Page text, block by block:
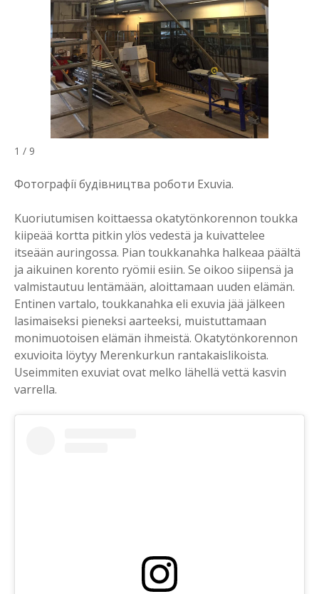
1 / 9
Фотографії будівництва роботи Exuvia.
Kuoriutumisen koittaessa okatytönkorennon toukka
kiipeää kortta pitkin ylös vedestä ja kuivattelee
itseään auringossa. Pian toukkanahka halkeaa päältä
ja aikuinen korento ryömii esiin. Se oikoo siipensä ja
valmistautuu lentämään, aloittamaan uuden elämän.
Entinen vartalo, toukkanahka eli exuvia jää jälkeen
lasimaiseksi pieneksi aarteeksi, muistuttamaan
monimuotoisen elämän ihmeistä. Okatytönkorennon
exuvioita löytyy Merenkurkun rantakaislikoista.
Useimmiten exuviat ovat melko lähellä vettä kasvin
varrella.